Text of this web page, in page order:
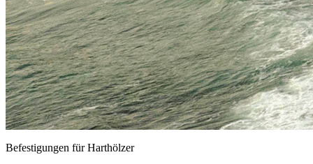
Befestigungen für Harthölzer